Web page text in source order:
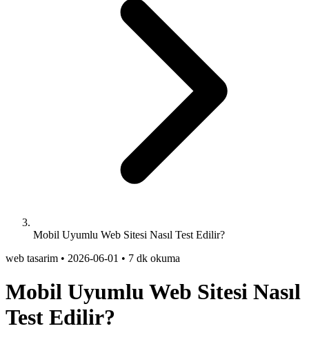
Mobil Uyumlu Web Sitesi Nasıl Test Edilir?
web tasarim • 2026-06-01 • 7 dk okuma
Mobil Uyumlu Web Sitesi Nasıl
Test Edilir?